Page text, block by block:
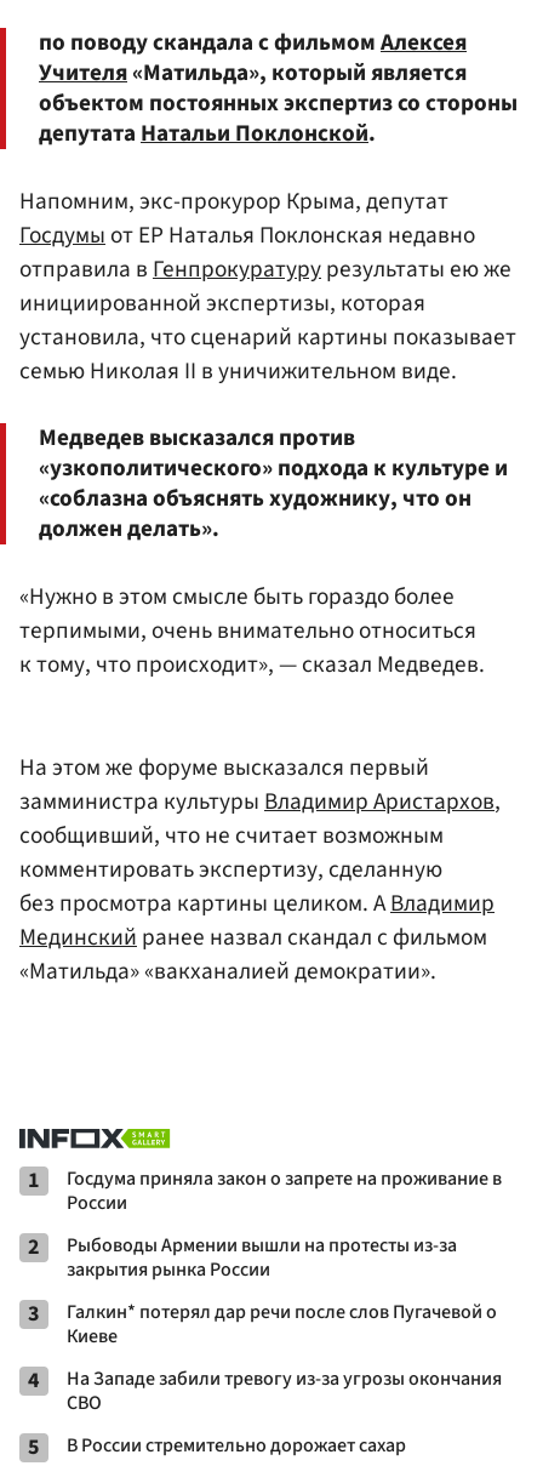
по поводу скандала с фильмомАлексея
Учителя«Матильда», который является
объектом постоянных экспертиз со стороны
депутатаНатальи Поклонской.
Напомним, экс-прокурор Крыма, депутат
Госдумыот ЕР Наталья Поклонская недавно
отправила вГенпрокуратурурезультаты ею же
инициированной экспертизы, которая
установила, что сценарий картины показывает
семью Николая II в уничижительном виде.
Медведев высказался против
«узкополитического» подхода к культуре и
«соблазна объяснять художнику, что он
должен делать».
«Нужно в этом смысле быть гораздо более
терпимыми, очень внимательно относиться
к тому, что происходит», — сказал Медведев.
На этом же форуме высказался первый
замминистра культурыВладимир Аристархов,
сообщивший, что не считает возможным
комментировать экспертизу, сделанную
без просмотра картины целиком. АВладимир
Мединскийранее назвал скандал с фильмом
«Матильда» «вакханалией демократии».
1
Госдума приняла закон о запрете на проживание в
России
2
Рыбоводы Армении вышли на протесты из-за
закрытия рынка России
3
Галкин* потерял дар речи после слов Пугачевой о
Киеве
4
На Западе забили тревогу из-за угрозы окончания
СВО
5 В России стремительно дорожает сахар